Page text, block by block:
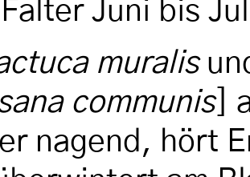
Juni bis
muralis
communis]
nagend, hört